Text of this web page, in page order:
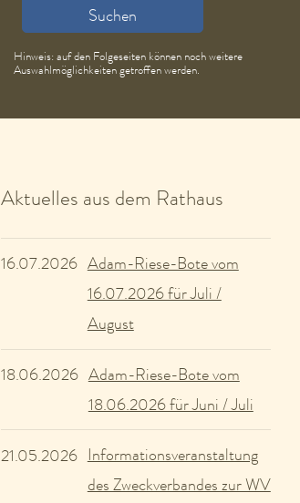
Suchen
Hinweis: auf den Folgeseiten können noch weitere
Auswahlmöglichkeiten getroffen werden.
Aktuelles aus dem Rathaus
16.07.2026 Adam-Riese-Bote vom
16.07.2026 für Juli /
August
18.06.2026 Adam-Riese-Bote vom
18.06.2026 für Juni / Juli
21.05.2026 Informationsveranstaltung
des Zweckverbandes zur WV